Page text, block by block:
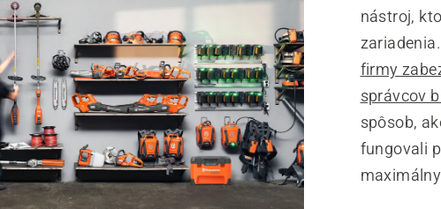
nástroj,
firmy
správcov
spôsob,
fungovali